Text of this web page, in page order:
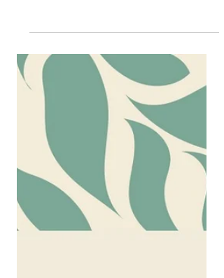
庫に届けてくださった方、 郵送してくださ
った方、 イベントにてご寄付くださった
方、...